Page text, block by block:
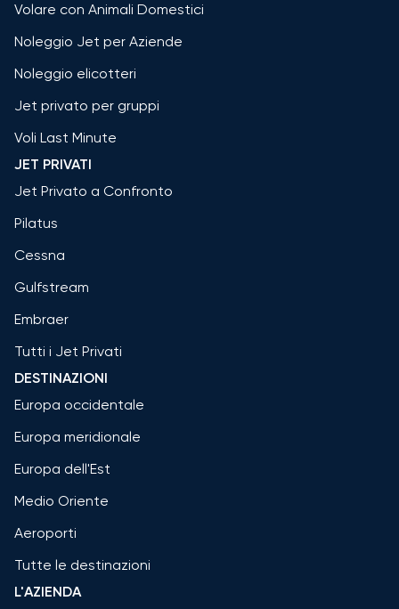
Volare con Animali Domestici
Noleggio Jet per Aziende
Noleggio elicotteri
Jet privato per gruppi
Voli Last Minute
JET PRIVATI
Jet Privato a Confronto
Pilatus
Cessna
Gulfstream
Embraer
Tutti i Jet Privati
DESTINAZIONI
Europa occidentale
Europa meridionale
Europa dell'Est
Medio Oriente
Aeroporti
Tutte le destinazioni
L'AZIENDA